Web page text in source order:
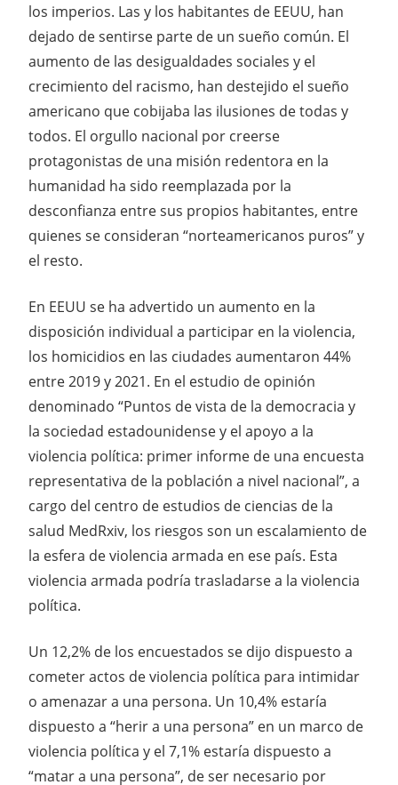
los imperios. Las y los habitantes de EEUU, han
dejado de sentirse parte de un sueño común. El
aumento de las desigualdades sociales y el
crecimiento del racismo, han destejido el sueño
americano que cobijaba las ilusiones de todas y
todos. El orgullo nacional por creerse
protagonistas de una misión redentora en la
humanidad ha sido reemplazada por la
desconfianza entre sus propios habitantes, entre
quienes se consideran “norteamericanos puros” y
el resto.
En EEUU se ha advertido un aumento en la
disposición individual a participar en la violencia,
los homicidios en las ciudades aumentaron 44%
entre 2019 y 2021. En el estudio de opinión
denominado “Puntos de vista de la democracia y
la sociedad estadounidense y el apoyo a la
violencia política: primer informe de una encuesta
representativa de la población a nivel nacional”, a
cargo del centro de estudios de ciencias de la
salud MedRxiv, los riesgos son un escalamiento de
la esfera de violencia armada en ese país. Esta
violencia armada podría trasladarse a la violencia
política.
Un 12,2% de los encuestados se dijo dispuesto a
cometer actos de violencia política para intimidar
o amenazar a una persona. Un 10,4% estaría
dispuesto a “herir a una persona” en un marco de
violencia política y el 7,1% estaría dispuesto a
“matar a una persona”, de ser necesario por